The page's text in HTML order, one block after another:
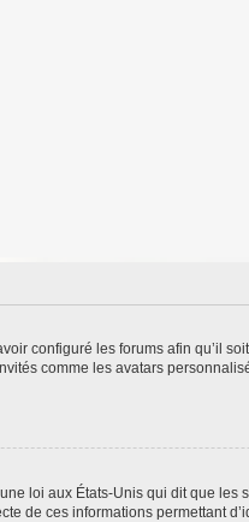
configuré les forums afin qu’il
comme les avatars
loi aux États-Unis qui dit que les
de ces informations permettant